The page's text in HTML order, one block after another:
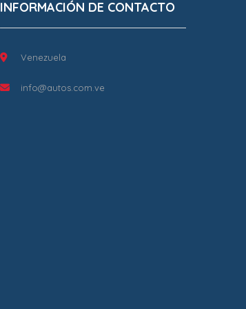
INFORMACIÓN DE CONTACTO
Venezuela
info@autos.com.ve